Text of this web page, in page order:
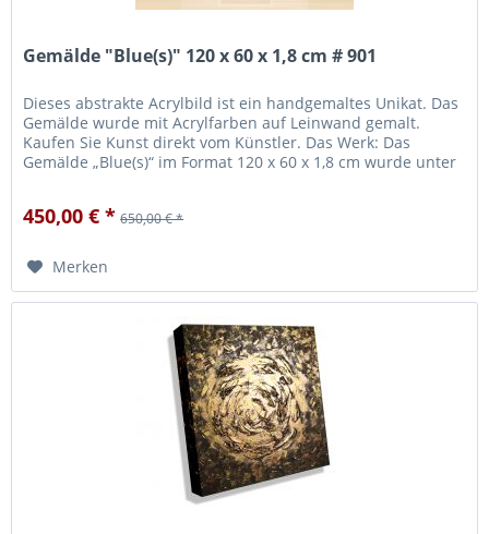
Gemälde "Blue(s)" 120 x 60 x 1,8 cm # 901
Dieses abstrakte Acrylbild ist ein handgemaltes Unikat. Das
Gemälde wurde mit Acrylfarben auf Leinwand gemalt.
Kaufen Sie Kunst direkt vom Künstler. Das Werk: Das
Gemälde „Blue(s)“ im Format 120 x 60 x 1,8 cm wurde unter
450,00 € * 650,00 € *
Merken